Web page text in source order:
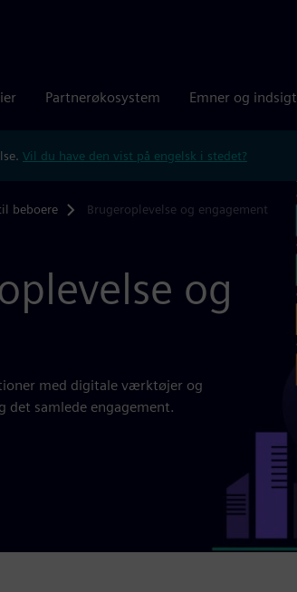
Partnerøkosystem Emner og indsigt
Vil du have den vist på engelsk i stedet?
beboere Brugeroplevelse og engagement
og
med digitale værktøjer og
samlede engagement.